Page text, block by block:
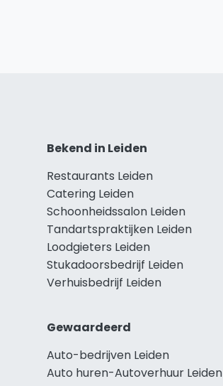
Bekend in Leiden
Restaurants Leiden
Catering Leiden
Schoonheidssalon Leiden
Tandartspraktijken Leiden
Loodgieters Leiden
Stukadoorsbedrijf Leiden
Verhuisbedrijf Leiden
Gewaardeerd
Auto-bedrijven Leiden
Auto huren-Autoverhuur Leiden